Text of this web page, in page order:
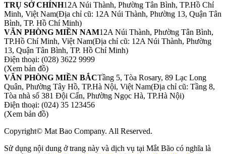
TRỤ SỞ CHÍNH12A Núi Thành, Phường Tân Bình, TP.Hồ Chí
Minh, Việt Nam(Địa chỉ cũ: 12A Núi Thành, Phường 13, Quận Tân
Bình, TP. Hồ Chí Minh)
VĂN PHÒNG MIỀN NAM12A Núi Thành, Phường Tân Bình,
TP.Hồ Chí Minh, Việt Nam(Địa chỉ cũ: 12A Núi Thành, Phường
13, Quận Tân Bình, TP. Hồ Chí Minh)
Điện thoại: (028) 3622 9999
(Xem bản đồ)
VĂN PHÒNG MIỀN BẮCTầng 5, Tòa Rosary, 89 Lạc Long
Quân, Phường Tây Hồ, TP.Hà Nội, Việt Nam(Địa chỉ cũ: Tầng 8,
Tòa nhà số 381 Đội Cấn, Phường Ngọc Hà, TP.Hà Nội)
Điện thoại: (024) 35 123456
(Xem bản đồ)
Copyright© Mat Bao Company. All Reserved.
Sử dụng nội dung ở trang này và dịch vụ tại Mắt Bão có nghĩa là